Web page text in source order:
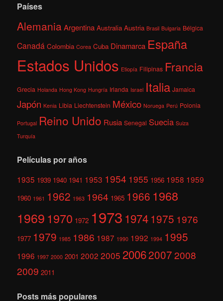
Países
AlemaniaArgentina Australia Austria Brasil Bulgaria Bélgica
Canadá Colombia Corea Cuba Dinamarca España
Estados Unidos Etiopía Filipinas Francia
Grecia Holanda Hong Kong Hungría Irlanda Israel Italia Jamaica
Japón Kenia Libia Liechtenstein México Noruega Perú Polonia
Portugal Reino Unido Rusia Senegal Suecia Suiza
Turquía
Películas por años
1935 1939 1940 1941 1953 1954 1955 1956 1958 1959
1960 1961 1962 1963 1964 1965 1966 1968
1969 1970 1972 1973 1974 1975 1976
1977 1979 1985 1986 1987 1990 1992 1994 1995
1996 1997 2000 2001 2002 2005 200620072008
2009 2011
Posts más populares